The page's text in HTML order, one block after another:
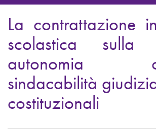
navigation
La contrattazione
scolastica sulla
autonomia
sindacabilità
costituzionali